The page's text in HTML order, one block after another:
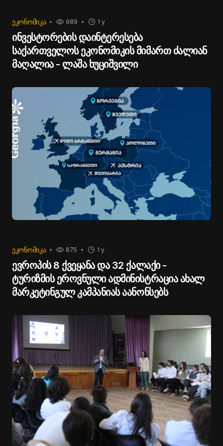
ᲔᲙᲝᲜᲝᲛᲘᲙᲐ 1 y
989
ინვესტორების დაინტერესება
საქართველოს ეკონომიკის მიმართ ძალიან
მაღალია - ლაშა ხუციშვილი
ᲔᲙᲝᲜᲝᲛᲘᲙᲐ 1 y
875
ევროპის 8 ქვეყანა და 32 ქალაქი -
ტურიზმის ეროვნული ადმინისტრაცია ახალ
მარკეტინგულ კამპანიას აანონსებს